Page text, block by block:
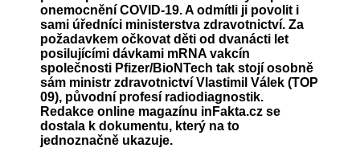
onemocnění COVID-19. A odmítli ji povolit i
sami úředníci ministerstva zdravotnictví. Za
požadavkem očkovat děti od dvanácti let
posilujícími dávkami mRNA vakcín
společnosti Pfizer/BioNTech tak stojí osobně
sám ministr zdravotnictví Vlastimil Válek (TOP
09), původní profesí radiodiagnostik.
Redakce online magazínu inFakta.cz se
dostala k dokumentu, který na to
jednoznačně ukazuje.